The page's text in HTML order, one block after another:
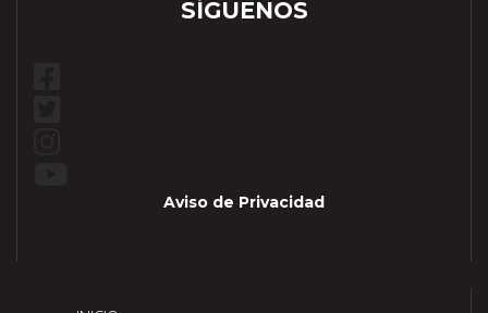
SÍGUENOS
Aviso de Privacidad